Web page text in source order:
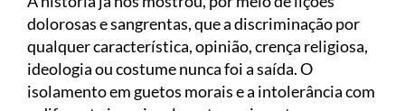
dolorosas e sangrentas, que a discriminação por
qualquer característica, opinião, crença religiosa,
ideologia ou costume nunca foi a saída. O
isolamento em guetos morais e a intolerância com